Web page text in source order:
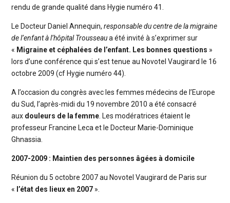
rendu de grande qualité dans Hygie numéro 41.
Le Docteur Daniel Annequin, responsable du centre de la migraine
de l’enfant à l’hôpital Trousseaua été invité à s’exprimer sur
« Migraine et céphalées de l’enfant. Les bonnes questions »
lors d’une conférence qui s’est tenue au Novotel Vaugirard le 16
octobre 2009 (cf Hygie numéro 44).
A l’occasion du congrès avec les femmes médecins de l’Europe
du Sud, l’après-midi du 19 novembre 2010 a été consacré
aux douleurs de la femme. Les modératrices étaient le
professeur Francine Leca et le Docteur Marie-Dominique
Ghnassia.
2007-2009 : Maintien des personnes âgées à domicile
Réunion du 5 octobre 2007 au Novotel Vaugirard de Paris sur
« l’état des lieux en 2007 ».